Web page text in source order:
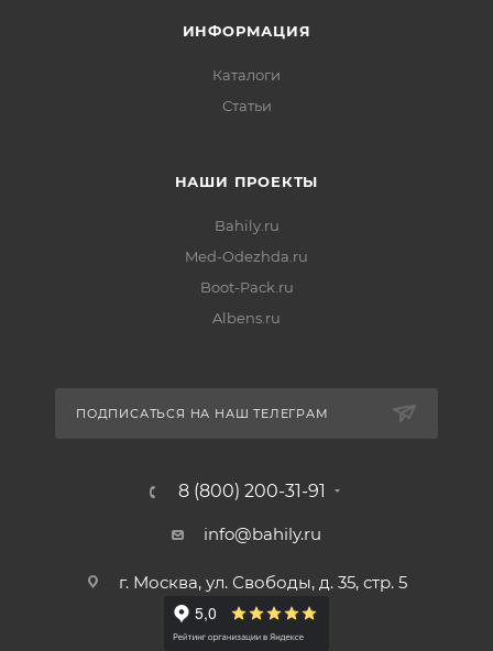
ИНФОРМАЦИЯ
Каталоги
Статьи
НАШИ ПРОЕКТЫ
Bahily.ru
Med-Odezhda.ru
Boot-Pack.ru
Albens.ru
ПОДПИСАТЬСЯ НА НАШ ТЕЛЕГРАМ
8 (800) 200-31-91
info@bahily.ru
г. Москва, ул. Свободы, д. 35, стр. 5